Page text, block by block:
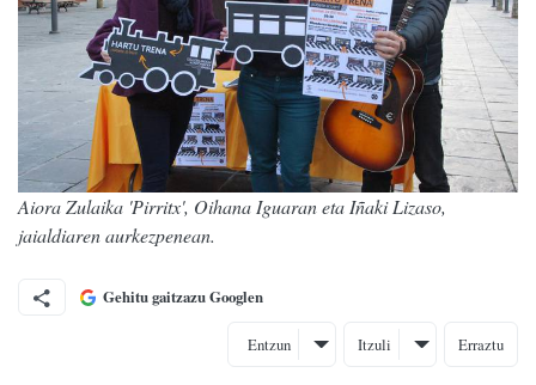
Aiora Zulaika 'Pirritx', Oihana Iguaran eta Iñaki Lizaso,
jaialdiaren aurkezpenean.
Gehitu gaitzazu Googlen
Entzun Itzuli Erraztu